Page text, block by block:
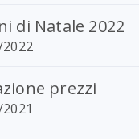
di Natale 2022
prezzi